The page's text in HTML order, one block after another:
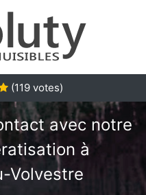
(119 votes)
avec notre
à
Volvestre